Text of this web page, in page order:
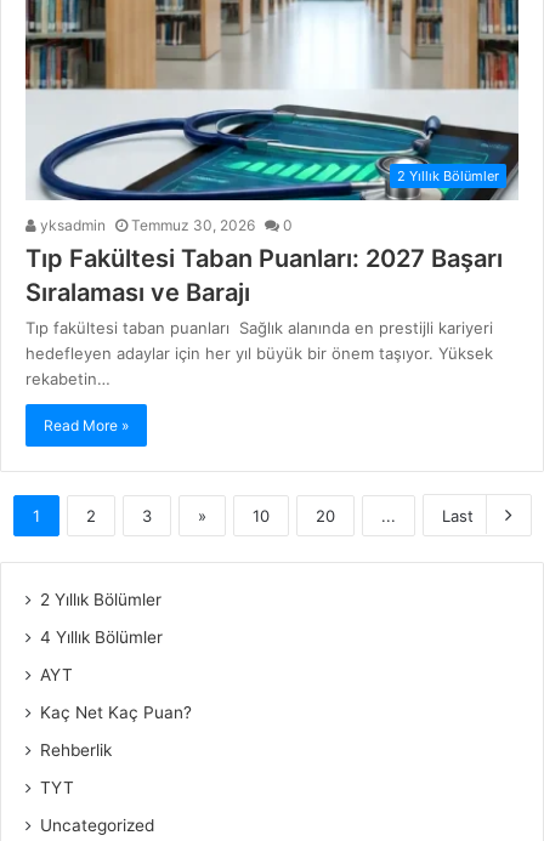
2 Yıllık Bölümler
yksadmin Temmuz 30, 2026 0
Tıp Fakültesi Taban Puanları: 2027 Başarı
Sıralaması ve Barajı
Tıp fakültesi taban puanları Sağlık alanında en prestijli kariyeri
hedefleyen adaylar için her yıl büyük bir önem taşıyor. Yüksek
rekabetin…
Read More »
1 2 3 » 10 20 ... Last
2 Yıllık Bölümler
4 Yıllık Bölümler
AYT
Kaç Net Kaç Puan?
Rehberlik
TYT
Uncategorized